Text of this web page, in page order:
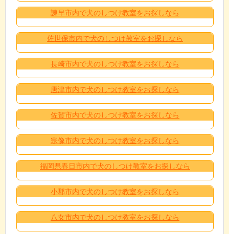
諫早市内で犬のしつけ教室をお探しなら
佐世保市内で犬のしつけ教室をお探しなら
長崎市内で犬のしつけ教室をお探しなら
唐津市内で犬のしつけ教室をお探しなら
佐賀市内で犬のしつけ教室をお探しなら
宗像市内で犬のしつけ教室をお探しなら
福岡県春日市内で犬のしつけ教室をお探しなら
小郡市内で犬のしつけ教室をお探しなら
八女市内で犬のしつけ教室をお探しなら